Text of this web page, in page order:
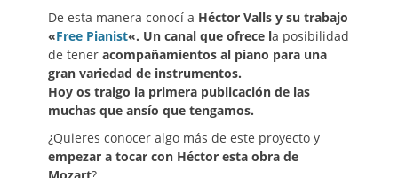
De esta manera conocí a Héctor Valls y su trabajo
«Free Pianist«. Un canal que ofrece la posibilidad
de tener acompañamientos al piano para una
gran variedad de instrumentos.
Hoy os traigo la primera publicación de las
muchas que ansío que tengamos.
¿Quieres conocer algo más de este proyecto y
empezar a tocar con Héctor esta obra de